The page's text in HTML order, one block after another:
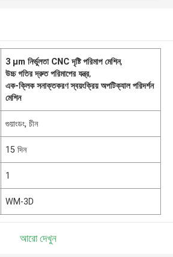
3 μm নির্ভুলতা CNC দৃষ্টি পরিমাপ মেশিন,
উচ্চ গতির দ্রুত পরিমাপের যন্ত্র,
এক-ক্লিক সনাক্তকরণ স্বয়ংক্রিয় অপটিক্যাল পরিদর্শন
মেশিন
গুয়াংডং, চীন
15 দিন
1
WM-3D
আরো দেখুন